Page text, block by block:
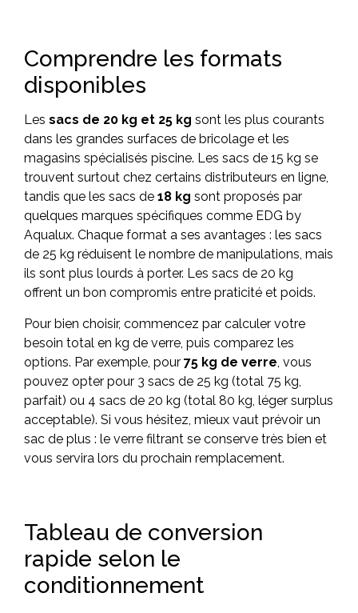
Comprendre les formats
disponibles
Les sacs de 20 kg et 25 kg sont les plus courants
dans les grandes surfaces de bricolage et les
magasins spécialisés piscine. Les sacs de 15 kg se
trouvent surtout chez certains distributeurs en ligne,
tandis que les sacs de 18 kg sont proposés par
quelques marques spécifiques comme EDG by
Aqualux. Chaque format a ses avantages : les sacs
de 25 kg réduisent le nombre de manipulations, mais
ils sont plus lourds à porter. Les sacs de 20 kg
offrent un bon compromis entre praticité et poids.
Pour bien choisir, commencez par calculer votre
besoin total en kg de verre, puis comparez les
options. Par exemple, pour 75 kg de verre, vous
pouvez opter pour 3 sacs de 25 kg (total 75 kg,
parfait) ou 4 sacs de 20 kg (total 80 kg, léger surplus
acceptable). Si vous hésitez, mieux vaut prévoir un
sac de plus : le verre filtrant se conserve très bien et
vous servira lors du prochain remplacement.
Tableau de conversion
rapide selon le
conditionnement